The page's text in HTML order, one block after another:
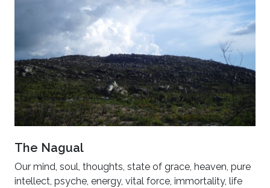
The Nagual
Our mind, soul, thoughts, state of grace, heaven, pure
intellect, psyche, energy, vital force, immortality, life